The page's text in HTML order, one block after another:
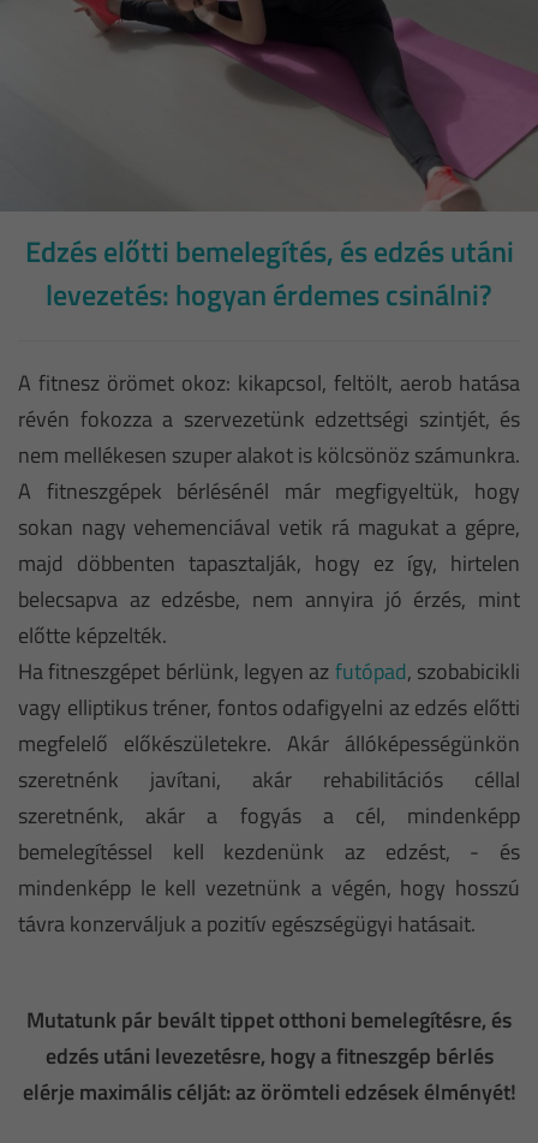
Edzés előtti bemelegítés, és edzés utáni
levezetés: hogyan érdemes csinálni?
A fitnesz örömet okoz: kikapcsol, feltölt, aerob hatása
révén fokozza a szervezetünk edzettségi szintjét, és
nem mellékesen szuper alakot is kölcsönöz számunkra.
A fitneszgépek bérlésénél már megfigyeltük, hogy
sokan nagy vehemenciával vetik rá magukat a gépre,
majd döbbenten tapasztalják, hogy ez így, hirtelen
belecsapva az edzésbe, nem annyira jó érzés, mint
előtte képzelték.
Ha fitneszgépet bérlünk, legyen azfutópad, szobabicikli
vagy elliptikus tréner, fontos odafigyelni az edzés előtti
megfelelő előkészületekre. Akár állóképességünkön
szeretnénk javítani, akár rehabilitációs céllal
szeretnénk, akár a fogyás a cél, mindenképp
bemelegítéssel kell kezdenünk az edzést, - és
mindenképp le kell vezetnünk a végén, hogy hosszú
távra konzerváljuk a pozitív egészségügyi hatásait.
Mutatunk pár bevált tippet otthoni bemelegítésre, és
edzés utáni levezetésre, hogy a fitneszgép bérlés
elérje maximális célját: az örömteli edzések élményét!